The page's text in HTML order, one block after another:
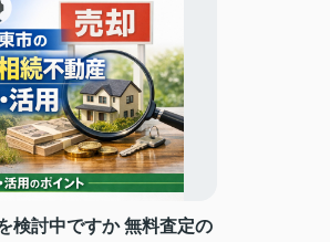
検討中ですか 無料査定の